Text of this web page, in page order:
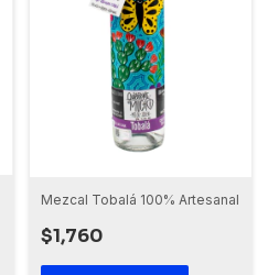
Mezcal Tobalá 100% Artesanal
$1,760